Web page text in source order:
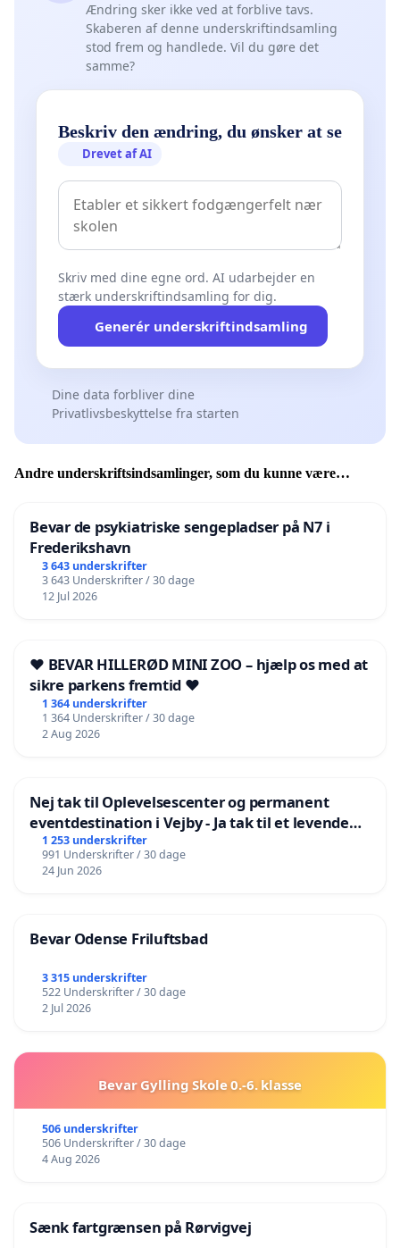
Ændring sker ikke ved at forblive tavs.
Skaberen af denne underskriftindsamling
stod frem og handlede. Vil du gøre det
samme?
Beskriv den ændring, du ønsker at se
Drevet af AI
Skriv med dine egne ord. AI udarbejder en
stærk underskriftindsamling for dig.
Generér underskriftindsamling
Dine data forbliver dine
Privatlivsbeskyttelse fra starten
Andre underskriftsindsamlinger, som du kunne være
Bevar de psykiatriske sengepladser på N7 i
Frederikshavn
3 643 underskrifter
3 643 Underskrifter / 30 dage
12 Jul 2026
❤️ BEVAR HILLERØD MINI ZOO – hjælp os med at
sikre parkens fremtid ❤️
1 364 underskrifter
1 364 Underskrifter / 30 dage
2 Aug 2026
Nej tak til Oplevelsescenter og permanent
eventdestination i Vejby - Ja tak til et levende
lokalområde i balance
1 253 underskrifter
991 Underskrifter / 30 dage
24 Jun 2026
Bevar Odense Friluftsbad
3 315 underskrifter
522 Underskrifter / 30 dage
2 Jul 2026
Bevar Gylling Skole 0.-6. klasse
506 underskrifter
506 Underskrifter / 30 dage
4 Aug 2026
Sænk fartgrænsen på Rørvigvej